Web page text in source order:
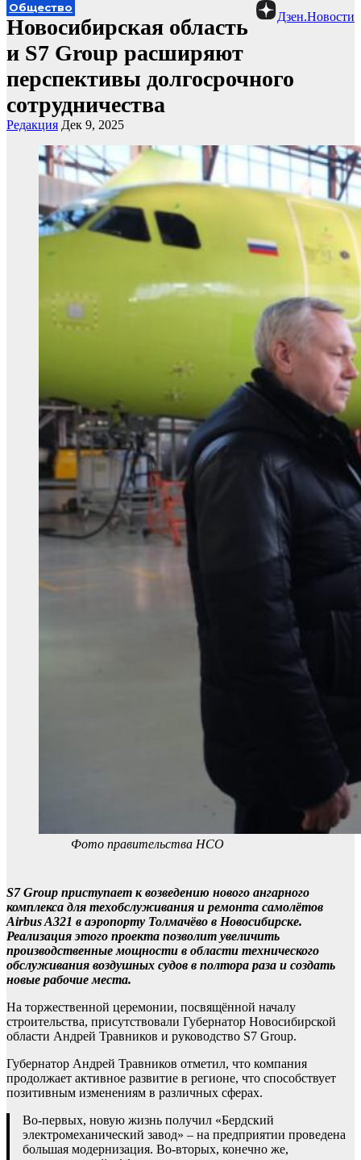
Дзен.Новости
Общество
Новосибирская область
и S7 Group расширяют
перспективы долгосрочного
сотрудничества
Редакция Дек 9, 2025
Фото правительства НСО
S7 Group приступает к возведению нового ангарного
комплекса для техобслуживания и ремонта самолётов
Airbus A321 в аэропорту Толмачёво в Новосибирске.
Реализация этого проекта позволит увеличить
производственные мощности в области технического
обслуживания воздушных судов в полтора раза и создать
новые рабочие места.
На торжественной церемонии, посвящённой началу
строительства, присутствовали Губернатор Новосибирской
области Андрей Травников и руководство S7 Group.
Губернатор Андрей Травников отметил, что компания
продолжает активное развитие в регионе, что способствует
позитивным изменениям в различных сферах.
Во-первых, новую жизнь получил «Бердский
электромеханический завод» – на предприятии проведена
большая модернизация. Во-вторых, конечно же,